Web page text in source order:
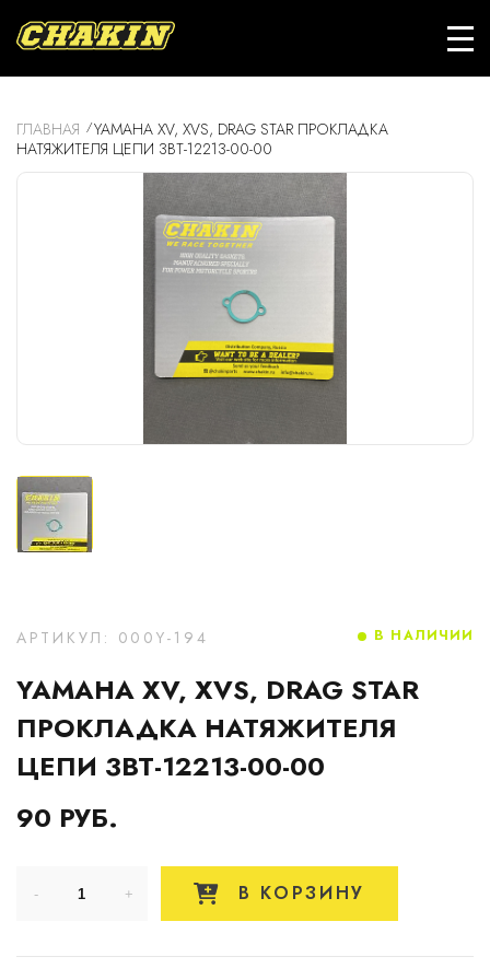
ГЛАВНАЯ
YAMAHA XV, XVS, DRAG STAR ПРОКЛАДКА
НАТЯЖИТЕЛЯ ЦЕПИ 3BT-12213-00-00
АРТИКУЛ: 000Y-194
YAMAHA XV, XVS, DRAG STAR
ПРОКЛАДКА НАТЯЖИТЕЛЯ
ЦЕПИ 3BT-12213-00-00
90 РУБ.
В НАЛИЧИИ
В КОРЗИНУ